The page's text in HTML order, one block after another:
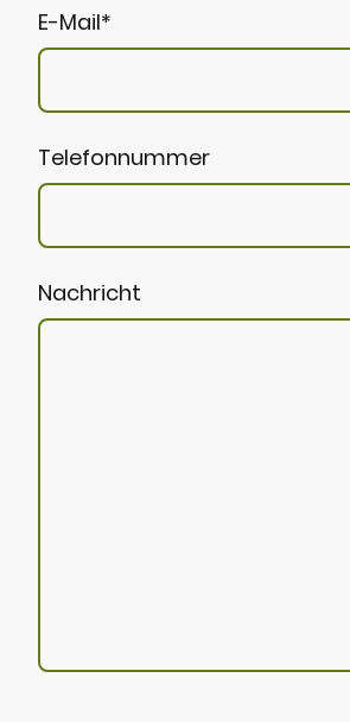
E-Mail*
Telefonnummer
Nachricht